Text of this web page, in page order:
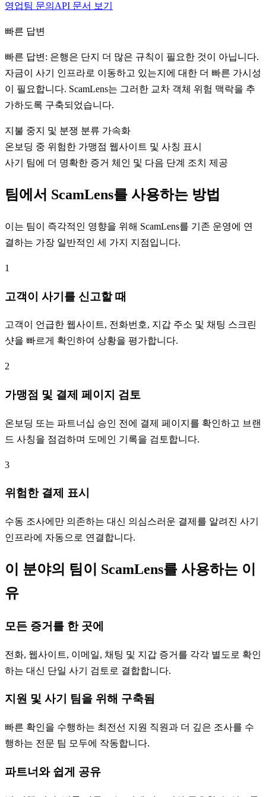
영업팀 문의 API 문서 보기
빠른 답변
빠른 답변: 은행은 단지 더 많은 규칙이 필요한 것이 아닙니다.
자금이 사기 인프라로 이동하고 있는지에 대한 더 빠른 가시성
이 필요합니다. ScamLens는 그러한 교차 객체 위험 맥락을 추
가하도록 구축되었습니다.
지불 중지 및 분쟁 분류 가속화
온보딩 중 위험한 가맹점 웹사이트 및 사칭 표시
사기 팀에 더 명확한 증거 체인 및 다음 단계 조치 제공
팀에서 ScamLens를 사용하는 방법
이는 팀이 즉각적인 영향을 위해 ScamLens를 기존 운영에 연
결하는 가장 일반적인 세 가지 지점입니다.
1
고객이 사기를 신고할 때
고객이 언급한 웹사이트, 전화번호, 지갑 주소 및 채팅 스크린
샷을 빠르게 확인하여 상황을 평가합니다.
2
가맹점 및 결제 페이지 검토
온보딩 또는 파트너십 승인 전에 결제 페이지를 확인하고 브랜
드 사칭을 점검하며 도메인 기록을 검토합니다.
3
위험한 결제 표시
수동 조사에만 의존하는 대신 의심스러운 결제를 알려진 사기
인프라에 자동으로 연결합니다.
이 분야의 팀이 ScamLens를 사용하는 이
유
모든 증거를 한 곳에
전화, 웹사이트, 이메일, 채팅 및 지갑 증거를 각각 별도로 확인
하는 대신 단일 사기 검토로 결합합니다.
지원 및 사기 팀을 위해 구축됨
빠른 확인을 수행하는 최전선 지원 직원과 더 깊은 조사를 수
행하는 전문 팀 모두에 작동합니다.
파트너와 쉽게 공유